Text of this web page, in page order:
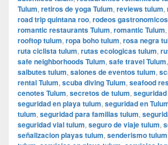
Tulum, retiros de yoga Tulum, reviews tulum,
road trip quintana roo, rodeos
romantic restaurants Tulum, romantic Tulum,
rooftop tulum, ropa boho tulum, rosa negra
ruta ciclista tulum, rutas ecologicas tulum,
safe neighborhoods Tulum, safe travel Tulum,
salbutes tulum, salones de eventos tulum,
rental Tulum, scuba diving Tulum, seafood
cenotes Tulum, secretos de tulum,
seguridad en playa tulum, seguridad en
tulum, seguridad para familias tulum,
seguridad vial tulum, seguro de viaje tulum,
señalizacion playas tulum, senderismo tulum